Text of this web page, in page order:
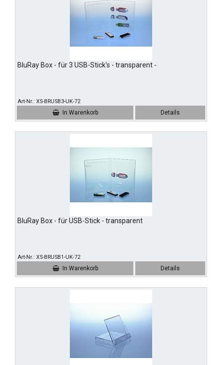
BluRay Box - für 3 USB-Stick's - transparent -
Art-Nr. XS-BRUSB3-UK-72
In Warenkorb Details
BluRay Box - für USB-Stick - transparent
Art-Nr. XS-BRUSB1-UK-72
In Warenkorb Details